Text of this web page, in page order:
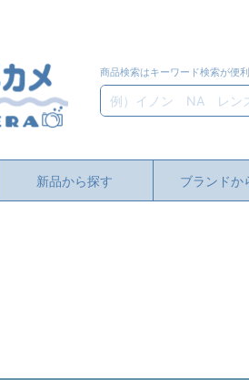
商品検索はキーワード検索が便
索
新品から探す ブランドか